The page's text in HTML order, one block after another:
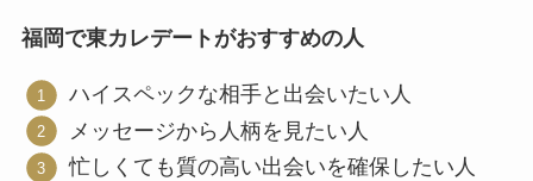
福岡で東カレデートがおすすめの人
ハイスペックな相手と出会いたい人
メッセージから人柄を見たい人
忙しくても質の高い出会いを確保したい人